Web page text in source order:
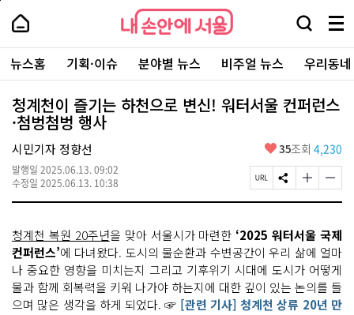
본
로
가
내
손
안
에
서
울
-
서
울
시
대
표
소
통
포
내
손
에
울
검
창
열
기
메
뉴
전
체
보
기
주
요
서
뉴스홈 기획·이슈 분야별 뉴스 비주얼 뉴스 우리동
청계천이 즐기는 하천으로 변신! 워터서울 컨퍼런스
·첨벙첨벙 행사
시민기자 정향선
발행일 2025.06.13. 09:02
수정일 2025.06.13. 10:38
좋
요
35조회 4,230
페
이
R
L
복
사
S
N
유
하
기
글
자
크
게
변
경
하
기
글
자
작
게
변
경
하
기
청계천 복원 20주년을 맞아 서울시가 마련한 ‘2025 워터서울 국제
컨퍼런스’에 다녀왔다. 도시의 물순환과 수변공간이 우리 삶에 얼마
나 중요한 영향을 미치는지 그리고 기후위기 시대에 도시가 어떻게
물과 함께 회복력을 키워 나가야 하는지에 대한 깊이 있는 논의를 들
으며 많은 생각을 하게 되었다. ☞ [관련 기사] 청계천 상류 20년 만
페
상
단
로